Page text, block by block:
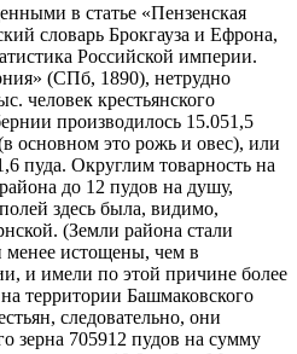
в статье «Пензенская
словарь Брокгауза и Ефрона,
Российской империи.
(СПб, 1890), нетрудно
человек крестьянского
производилось 15.051,5
основном это рожь и овес), или
пуда. Округлим товарность на
до 12 пудов на душу,
здесь была, видимо,
(Земли района стали
менее истощены, чем в
и имели по этой причине более
территории Башмаковского
следовательно, они
зерна 705912 пудов на сумму